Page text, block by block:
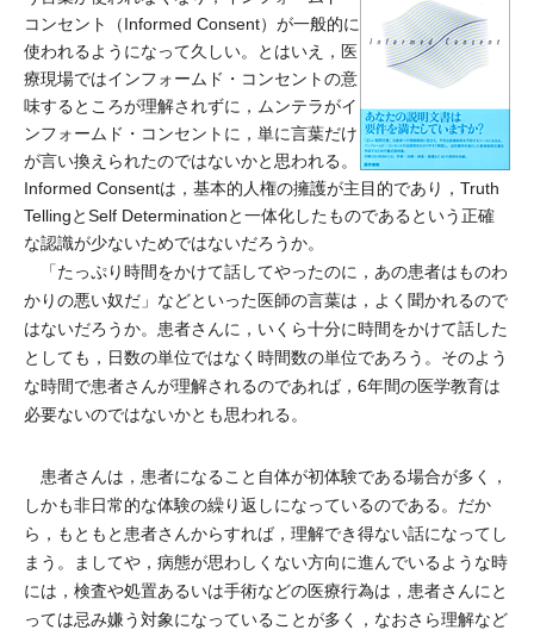
コンセント（Informed Consent）が一般的に
使われるようになって久しい。とはいえ，医
療現場ではインフォームド・コンセントの意
味するところが理解されずに，ムンテラがイ
ンフォームド・コンセントに，単に言葉だけ
が言い換えられたのではないかと思われる。
Informed Consentは，基本的人権の擁護が主目的であり，Truth
TellingとSelf Determinationと一体化したものであるという正確
な認識が少ないためではないだろうか。
「たっぷり時間をかけて話してやったのに，あの患者はものわ
かりの悪い奴だ」などといった医師の言葉は，よく聞かれるので
はないだろうか。患者さんに，いくら十分に時間をかけて話した
としても，日数の単位ではなく時間数の単位であろう。そのよう
な時間で患者さんが理解されるのであれば，6年間の医学教育は
必要ないのではないかとも思われる。
患者さんは，患者になること自体が初体験である場合が多く，
しかも非日常的な体験の繰り返しになっているのである。だか
ら，もともと患者さんからすれば，理解でき得ない話になってし
まう。ましてや，病態が思わしくない方向に進んでいるような時
には，検査や処置あるいは手術などの医療行為は，患者さんにと
っては忌み嫌う対象になっていることが多く，なおさら理解など